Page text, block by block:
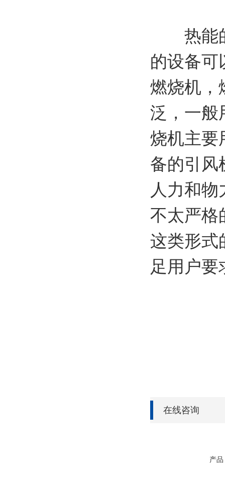
热能的
的设备可
燃烧机，
泛，一般
烧机主要
备的引风
人力和
不太严格
这类形式
足用户
在线咨询
产品